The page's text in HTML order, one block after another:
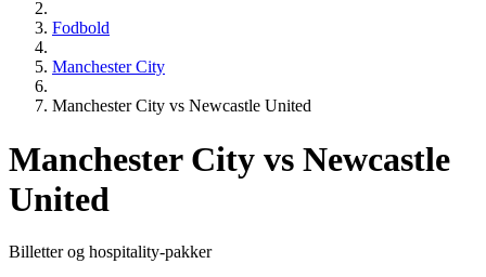
Fodbold
Manchester City
Manchester City vs Newcastle United
Manchester City vs Newcastle
United
Billetter og hospitality-pakker